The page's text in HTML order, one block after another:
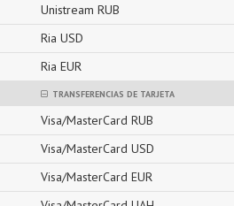
Unistream RUB
Ria USD
Ria EUR
TRANSFERENCIAS DE TARJETA
Visa/MasterCard RUB
Visa/MasterCard USD
Visa/MasterCard EUR